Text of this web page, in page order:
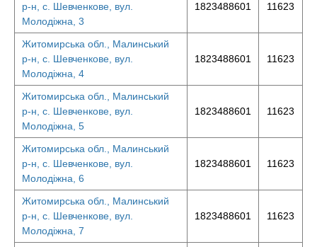
р-н, с. Шевченкове, вул.
Молодіжна, 3
1823488601 11623
Житомирська обл., Малинський
р-н, с. Шевченкове, вул.
Молодіжна, 4
1823488601 11623
Житомирська обл., Малинський
р-н, с. Шевченкове, вул.
Молодіжна, 5
1823488601 11623
Житомирська обл., Малинський
р-н, с. Шевченкове, вул.
Молодіжна, 6
1823488601 11623
Житомирська обл., Малинський
р-н, с. Шевченкове, вул.
Молодіжна, 7
1823488601 11623